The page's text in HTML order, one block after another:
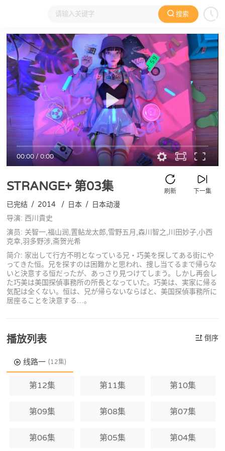
搜索
大家在看 日本动漫 国产动漫 欧美动漫 动漫电影
00:00/0:00
STRANGE+第03集 下一集
刷新
已完结 / 2014 / 日本 / 日本动漫
导演: 西川貴史
演员: 关智一,福山润,置鲇龙太郎,雪野五月,森川智之,川田妙子,小西
克幸,羽多野涉,斋贺光希
简介: 家出して行方不明となっている兄・巧美を探してある街にや
ってきた恒。兄を探すのは困難かと思われ、捜し当てるまで帰らな
いと決意する恒だったが、あっさり見つけてしまう。しかし再会し
た巧美は美国探偵事務所の所長となっていた。巧美は、実家に帰る
気配は全くない。恒は、兄が帰らないならばと、美国探偵事務所に
居座ることを決意する…。
播放列表 倒序
线路一 (12集)
第12集 第11集 第10集
第09集 第08集 第07集
第06集 第05集 第04集